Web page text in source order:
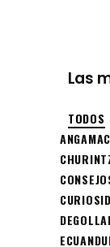
Las
TODOS